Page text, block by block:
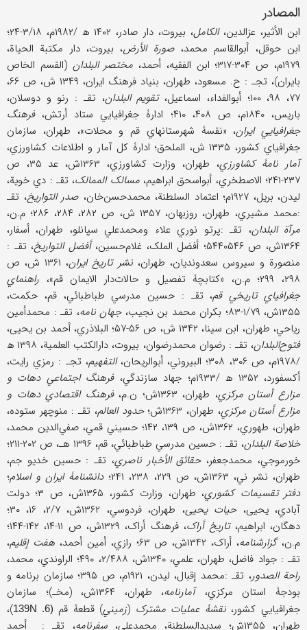
المصادر
ابن الأثیر، عزالدین،الکامل
، بیروت، دار صادر، ۱۴۰۲ ھ /۱۹۸۲م، ۳/۱۸-۲۴؛
ابن حوقل، أبوالقاسم محمد،صورة الأرض، بیروت، دار مکتبة الحیاة،
۱۹۷۹م، ص ۳۰۴-۳۱۷؛ ابن الفقیه، أحمد،
مختصر البلدان (القسم الخاص
بایران)، تجـ : ح. مسعود، طهران، بنیاد فرهنگ ایران، ۱۳۴۹ ش، ص ۶۶،
۷۷، ۹۸، ۱۰۰؛ أبوالفداء، اسماعیل،
تقویم البلدان، تقـ : رنو و دوسلان،
باریس، ۱۸۴۰م، ص ۴۰۸، ۴۱۰؛ ادارۀ جغرافیایي ستاد أرتش،
فرهنگ
جغرافیایي ایران، «نقسۀ شهرستانهاي قم و محلات»، طهران، سازمان
جغرافیاي کشور، ۱۳۳۵ ش، الملحق؛ ادارۀ کل آمار و اطلاعات کشاورزي،
آمار نامۀ کشاورزي
، طهران، وزارت کشاورزي، ۱۳۶۳ش، عد ۳۵، ص
۲۳۷-۲۴۱؛ الاصطخري، أبواسحق ابراهیم،
مسالک الممالک، تقـ : دي خویة،
لیدن، بریل، ۱۹۲۷م؛ اعتماد السلطنة، محمدحسن‌خان،
صدر التواریخ، تقـ
:محمد مشیري، طهران، روزبهان، ۱۳۵۷ ش، ص ۲۸۲، ۲۸۴، ۲۸۶؛ م.ن،
مرآة البلدان، تقـ :پرتو نوري علاء ومحمدعلي سپانلو، طهران، أسفار،
۱۳۶۴ش، ص ۵۴۴۰۵۴۶؛ أفضل الملک، غلام‌حسین،
أفضل التواریخ، تقـ :
منصورة و سیروس سعدوندیان، طهران، نشر تاریخ ایران
، ۱۳۶۱ ش، ص
۲۹۸، ۲۹۹؛ م.ن، «کتابچۀ تفصیل و حالات‌دار الایمان قم»،
راهنماي
جغرافیاي تاریخي قم، تقـ : حسین مدرسي طباطبائي، قم، حکمت،
۱۳۵۵ش، ۱/۷۹-۸۳؛ بکران محمد بن نجیب،
جهان نامه، تقـ : محمدأمین
ریاحي، طهران، ابن سینا، ۱۳۴۲ ش، ص ۵۶-۵۷؛ البلاذري، أحمد بن یحیی،
فتوح‌البلدان
، تقـ : رضوان محمدرضوان، بیروت، دارالکتب العلمیة، ۱۳۹۸ ھ
/۱۹۷۸م، ص ۳۰۶، ۳۰۸؛ البیروني، أبوالریحان،
التفهیم، تجـ : رمزي رایت،
أکسفورد، ۱۳۵۲ ھ /۱۹۳۳م؛ جهاد سازندگي،
فرهنگ اجتماعي دهات و
مزارع أستان مرکزي، طهران، ۱۳۶۳ش؛ ن.م،
فرهنگ اقتصادي دهات و
مزارع أستان مرکزي، طهران، ۱۳۶۳ش؛ حدود العالم، تقـ : منوچهر ستوده،
طهران، طهوري، ۱۳۶۲ش، ص ۱۳۹، ۱۴۲؛ حسیني قمي، صفي‌الدین محمد،
خلاصة البلدان
، تقـ : حسین مدرسي طباطبائي، قم، ۱۳۹۶ هـ، ص ۲۰۲-۲۱۱؛
خورموجي، محمدجعفر،حقائق الأخبار ناصري، تقـ : حسین خدیو جم،
طهران، نشر ني، ۱۳۶۳ش، ص ۲۲۹، ۲۳۸، ۲۴۱؛
دانشنامۀ ایران و اسلام؛
دفتر تقسیمات کشوري
، طهران، وزارت کشور، ۱۳۶۵ش، ص ۳؛ دولت
آبادي، یحیی،حیات یحیی
، طهران، فردوسي، ۱۳۶۲ش، ۲/۷، ۱۶، ۳۰؛
دهگان، ابراهیم،تاریخ أراک
، فرهنگ أراک، ۱۳۲۹ش، ص ۱۱-۱۴، ۱۴۲-۱۴۴؛
م.ن،گزارشنامه، أراک، ۱۳۴۲ش، ص ۶۳؛ رازي، أمین أحمد، هفت إقلیم،
تقـ : جواد فاضل، طهران، علمي، ۱۳۴۰ش، ۲/۴۸۸، ۴۹۰؛ الراوندي، محمد،
راحة الصدور
، تقـ :محمد إقبال، لیدن، ۱۹۲۱م، ص ۳۹۵؛ سازمان برنامه و
بودجۀ استان مرکزي،آمارنامه
، طهران، ۱۳۶۴ش، (مخـ)؛ سازمان
جغرافیایي کشور،نقشۀ عملیات مشترک (زمیني) قطعۀ قم (6. 139N
)،
طهران، ۱۳۵۵ش؛ سدیدالسلطنة، محمدعلي،
سفرنامه، تقـ : أحمد